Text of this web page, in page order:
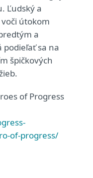
Ľudský a
útokom
a
podieľať sa na
špičkových
of Progress
of-progress/